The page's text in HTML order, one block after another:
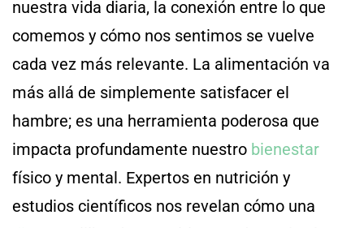
nuestra vida diaria, la conexión entre lo que
comemos y cómo nos sentimos se vuelve
cada vez más relevante. La alimentación va
más allá de simplemente satisfacer el
hambre; es una herramienta poderosa que
impacta profundamente nuestro bienestar
físico y mental. Expertos en nutrición y
estudios científicos nos revelan cómo una